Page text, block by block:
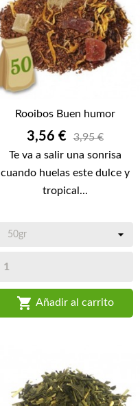
Rooibos Buen humor
Precio
3,56 €
3,95 €
Te va a salir una sonrisa
cuando huelas este dulce y
tropical...
 Añadir al carrito